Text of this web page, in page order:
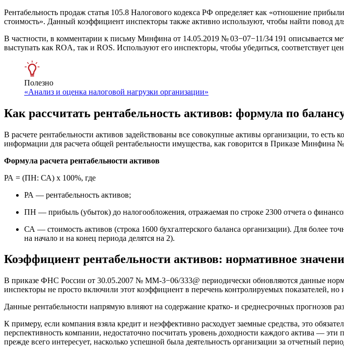
Рентабельность продаж статья 105.8 Налогового кодекса РФ определяет как «отношение
стоимость». Данный коэффициент инспекторы также активно используют, чтобы найти повод
В частности, в комментарии к письму Минфина от 14.05.2019 № 03−07−11/34 191 описывается
выступать как ROA, так и ROS. Используют его инспекторы, чтобы убедиться, соответствует
Полезно
«Анализ и оценка налоговой нагрузки организации»
Как рассчитать рентабельность активов: формула по
В расчете рентабельности активов задействованы все совокупные активы организации, то
информации для расчета общей рентабельности имущества, как говорится в Приказе Минфина
Формула расчета рентабельности активов
РА = (ПН: СА) x 100%, где
РА — рентабельность активов;
ПН — прибыль (убыток) до налогообложения, отражаемая по строке 2300 отчета о
СА — стоимость активов (строка 1600 бухгалтерского баланса организации). Для более
на начало и на конец периода делятся на 2).
Коэффициент рентабельности активов: нормативное
В приказе ФНС России от 30.05.2007 № ММ-3−06/333@ периодически обновляются данные
инспекторы не просто включили этот коэффициент в перечень контролируемых показателей, но
Данные рентабельности напрямую влияют на содержание кратко- и среднесрочных прогнозов
К примеру, если компания взяла кредит и неэффективно расходует заемные средства, это
перспективность компании, недостаточно посчитать уровень доходности каждого актива —
прежде всего интересует, насколько успешной была деятельность организации за отчетный